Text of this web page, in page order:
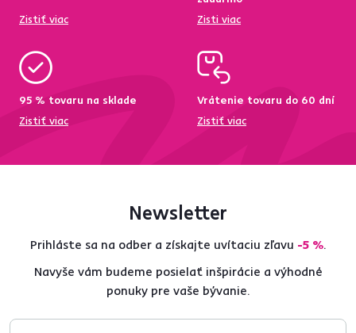
Zistiť viac
Zisti viac
95 % tovaru na sklade
Zistiť viac
Vrátenie tovaru do 60 dní
Zistiť viac
Newsletter
Prihláste sa na odber a získajte uvítaciu zľavu -5 %.
Navyše vám budeme posielať inšpirácie a výhodné
ponuky pre vaše bývanie.